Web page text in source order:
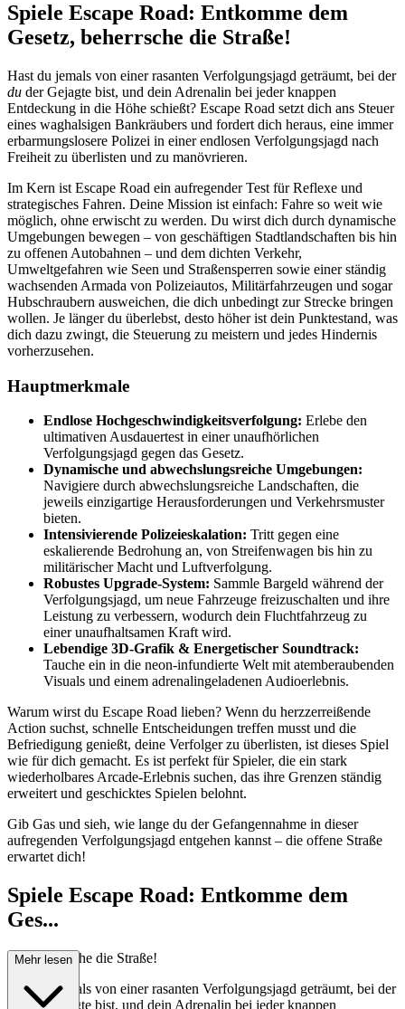
Spiele Escape Road: Entkomme dem
Gesetz, beherrsche die Straße!
Hast du jemals von einer rasanten Verfolgungsjagd geträumt, bei der
du der Gejagte bist, und dein Adrenalin bei jeder knappen
Entdeckung in die Höhe schießt? Escape Road setzt dich ans Steuer
eines waghalsigen Bankräubers und fordert dich heraus, eine immer
erbarmungslosere Polizei in einer endlosen Verfolgungsjagd nach
Freiheit zu überlisten und zu manövrieren.
Im Kern ist Escape Road ein aufregender Test für Reflexe und
strategisches Fahren. Deine Mission ist einfach: Fahre so weit wie
möglich, ohne erwischt zu werden. Du wirst dich durch dynamische
Umgebungen bewegen – von geschäftigen Stadtlandschaften bis hin
zu offenen Autobahnen – und dem dichten Verkehr,
Umweltgefahren wie Seen und Straßensperren sowie einer ständig
wachsenden Armada von Polizeiautos, Militärfahrzeugen und sogar
Hubschraubern ausweichen, die dich unbedingt zur Strecke bringen
wollen. Je länger du überlebst, desto höher ist dein Punktestand, was
dich dazu zwingt, die Steuerung zu meistern und jedes Hindernis
vorherzusehen.
Hauptmerkmale
Endlose Hochgeschwindigkeitsverfolgung: Erlebe den
ultimativen Ausdauertest in einer unaufhörlichen
Verfolgungsjagd gegen das Gesetz.
Dynamische und abwechslungsreiche Umgebungen:
Navigiere durch abwechslungsreiche Landschaften, die
jeweils einzigartige Herausforderungen und Verkehrsmuster
bieten.
Intensivierende Polizeieskalation: Tritt gegen eine
eskalierende Bedrohung an, von Streifenwagen bis hin zu
militärischer Macht und Luftverfolgung.
Robustes Upgrade-System: Sammle Bargeld während der
Verfolgungsjagd, um neue Fahrzeuge freizuschalten und ihre
Leistung zu verbessern, wodurch dein Fluchtfahrzeug zu
einer unaufhaltsamen Kraft wird.
Lebendige 3D-Grafik & Energetischer Soundtrack:
Tauche ein in die neon-infundierte Welt mit atemberaubenden
Visuals und einem adrenalingeladenen Audioerlebnis.
Warum wirst du Escape Road lieben? Wenn du herzzerreißende
Action suchst, schnelle Entscheidungen treffen musst und die
Befriedigung genießt, deine Verfolger zu überlisten, ist dieses Spiel
wie für dich gemacht. Es ist perfekt für Spieler, die ein stark
wiederholbares Arcade-Erlebnis suchen, das ihre Grenzen ständig
erweitert und geschicktes Spielen belohnt.
Gib Gas und sieh, wie lange du der Gefangennahme in dieser
aufregenden Verfolgungsjagd entgehen kannst – die offene Straße
erwartet dich!
Spiele Escape Road: Entkomme dem
Ges...
etz, beherrsche die Straße!
Hast du jemals von einer rasanten Verfolgungsjagd geträumt, bei der
der Gejagte bist, und dein Adrenalin bei jeder knappen
Mehr lesen